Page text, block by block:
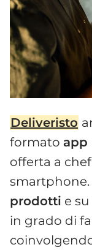
Deliveristo
formato app
offerta a
smartphone.
prodotti e
in grado di